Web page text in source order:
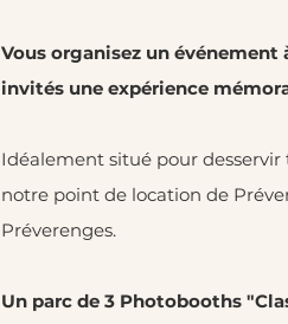
​​Vous organisez un événement
invités une expérience
Idéalement situé pour desservir
notre point de location de
Préverenges.
Un parc de 3 Photobooths